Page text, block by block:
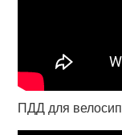
ПДД для